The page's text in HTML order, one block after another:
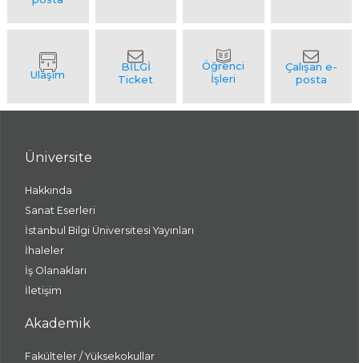
Üniversite
Hakkında
Sanat Eserleri
İstanbul Bilgi Üniversitesi Yayınları
İhaleler
İş Olanakları
İletişim
Akademik
Fakülteler / Yüksekokullar